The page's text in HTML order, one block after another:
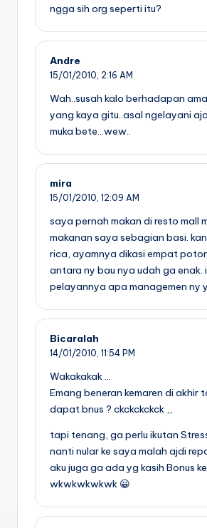
ngga sih org seperti itu?
Andre
15/01/2010, 2:16 AM
Wah..susah kalo berhadapan
yang kaya gitu..asal ngelayani
muka bete…wew..
mira
15/01/2010, 12:09 AM
saya pernah makan di resto mall
makanan saya sebagian basi.
rica, ayamnya dikasi empat
antara ny bau nya udah ga enak.
pelayannya apa managemen ny
Bicaralah
14/01/2010, 11:54 PM
Wakakakak …
Emang beneran kemaren di akhir
dapat bnus ? ckckckckck ,,
tapi tenang, ga perlu ikutan
nanti nular ke saya malah ajdi
aku juga ga ada yg kasih Bonus ke
wkwkwkwkwk 😀